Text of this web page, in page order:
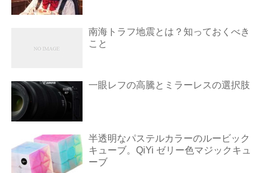
南海トラフ地震とは？知っておくべき
こと
一眼レフの高騰とミラーレスの選択肢
半透明なパステルカラーのルービック
キューブ。QiYi ゼリー色マジックキュ
ーブ